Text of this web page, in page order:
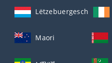
Lëtzebuergesch
Maori